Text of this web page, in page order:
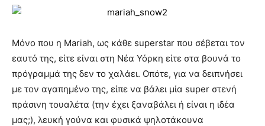
Μόνο που η Mariah, ως κάθε superstar που σέβεται τον
εαυτό της, είτε είναι στη Νέα Υόρκη είτε στα βουνά το
πρόγραμμά της δεν το χαλάει. Οπότε, για να δειπνήσει
με τον αγαπημένο της, είπε να βάλει μία super στενή
πράσινη τουαλέτα (την έχει ξαναβάλει ή είναι η ιδέα
μας;), λευκή γούνα και φυσικά ψηλοτάκουνα